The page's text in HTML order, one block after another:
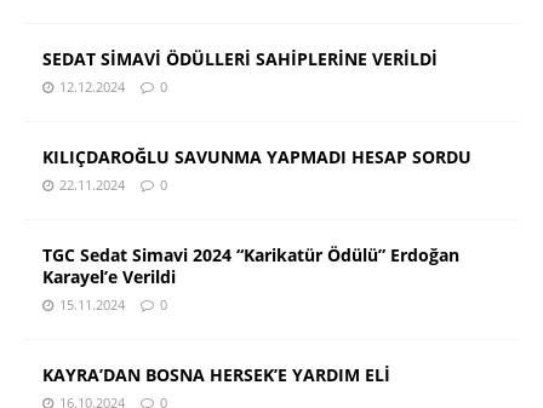
SEDAT SİMAVİ ÖDÜLLERİ SAHİPLERİNE VERİLDİ
12.12.2024 0
KILIÇDAROĞLU SAVUNMA YAPMADI HESAP SORDU
22.11.2024 0
TGC Sedat Simavi 2024 “Karikatür Ödülü” Erdoğan
Karayel’e Verildi
15.11.2024 0
KAYRA’DAN BOSNA HERSEK’E YARDIM ELİ
16.10.2024 0